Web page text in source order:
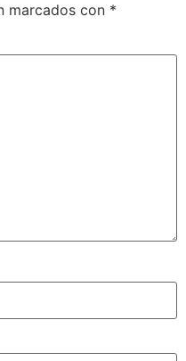
marcados con *